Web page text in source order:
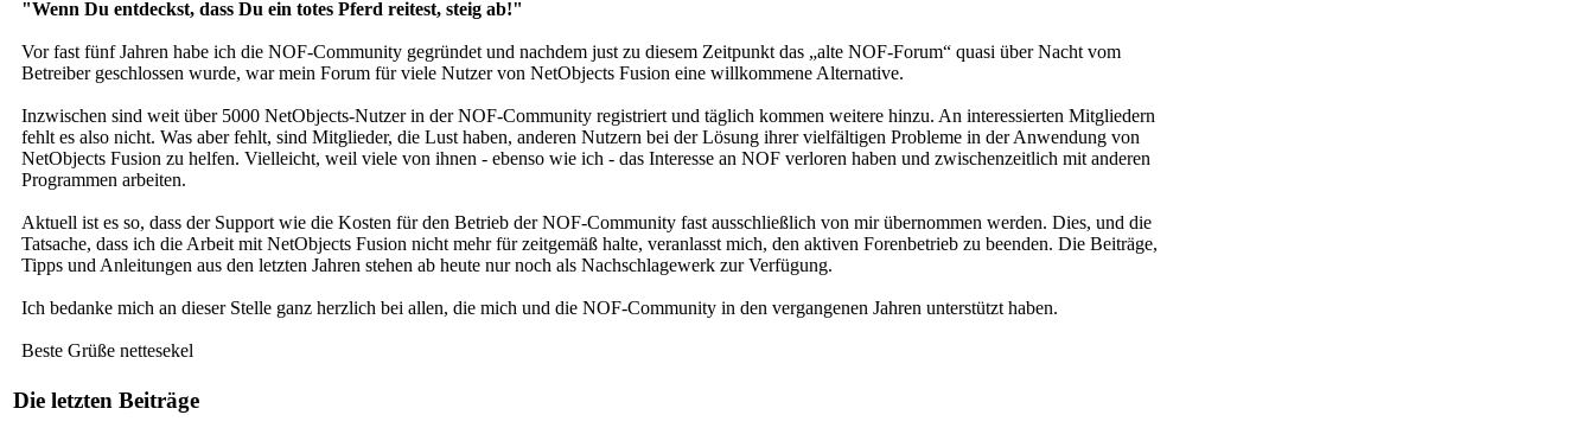
"Wenn Du entdeckst, dass Du ein totes Pferd reitest, steig ab!"
Vor fast fünf Jahren habe ich die NOF-Community gegründet und nachdem just zu diesem Zeitpunkt das „alte NOF-Forum“ quasi über Nacht vom
Betreiber geschlossen wurde, war mein Forum für viele Nutzer von NetObjects Fusion eine willkommene Alternative.
Inzwischen sind weit über 5000 NetObjects-Nutzer in der NOF-Community registriert und täglich kommen weitere hinzu. An interessierten Mitgliedern
fehlt es also nicht. Was aber fehlt, sind Mitglieder, die Lust haben, anderen Nutzern bei der Lösung ihrer vielfältigen Probleme in der Anwendung von
NetObjects Fusion zu helfen. Vielleicht, weil viele von ihnen - ebenso wie ich - das Interesse an NOF verloren haben und zwischenzeitlich mit anderen
Programmen arbeiten.
Aktuell ist es so, dass der Support wie die Kosten für den Betrieb der NOF-Community fast ausschließlich von mir übernommen werden. Dies, und die
Tatsache, dass ich die Arbeit mit NetObjects Fusion nicht mehr für zeitgemäß halte, veranlasst mich, den aktiven Forenbetrieb zu beenden. Die Beiträge,
Tipps und Anleitungen aus den letzten Jahren stehen ab heute nur noch als Nachschlagewerk zur Verfügung.
Ich bedanke mich an dieser Stelle ganz herzlich bei allen, die mich und die NOF-Community in den vergangenen Jahren unterstützt haben.
Beste Grüße nettesekel
Die letzten Beiträge